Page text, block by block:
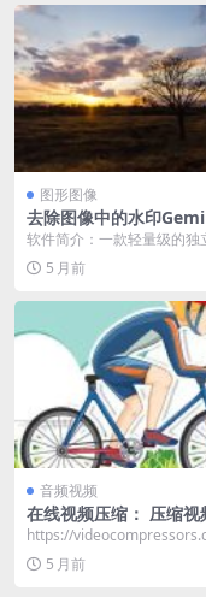
图形图像
去除图像中的水印
no Banana / Pro【
Watermark Tool】
软件简介：一款轻量级的独
行工具，通过数学精确的反
a 混合技术去...
5 月前
音频视频
在线视频压缩： 压缩视
小，无需上传
https://
5 月前